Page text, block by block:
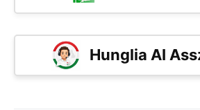
Hunglia AI